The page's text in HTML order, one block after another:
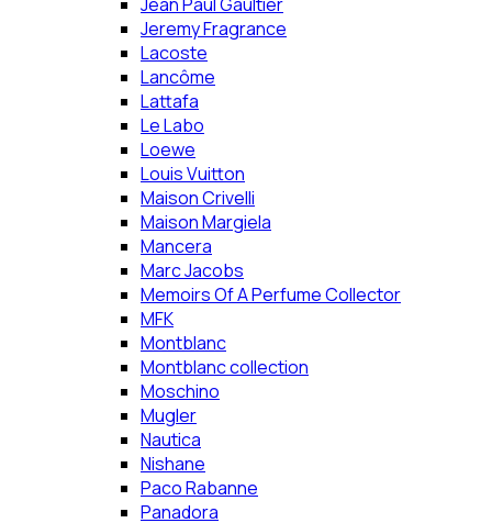
Jeremy Fragrance
Lacoste
Lancôme
Lattafa
Le Labo
Loewe
Louis Vuitton
Maison Crivelli
Maison Margiela
Mancera
Marc Jacobs
Memoirs Of A Perfume Collector
MFK
Montblanc
Montblanc collection
Moschino
Mugler
Nautica
Nishane
Paco Rabanne
Panadora